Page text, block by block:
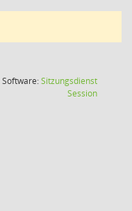
Software:Sitzungsdienst
Session(Wird in